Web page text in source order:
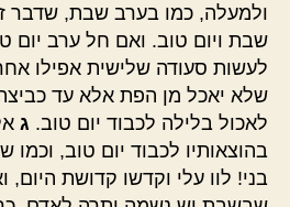
ולמעלה, כמו בערב שבת, שדבר
שבת ויום טוב. ואם חל ערב יום
לעשות סעודה שלישית אפילו
שלא יאכל מן הפת אלא עד
לאכול בלילה לכבוד יום טוב. ג
בהוצאותיו לכבוד יום טוב,
בני! לוו עלי וקדשו קדושת היום,